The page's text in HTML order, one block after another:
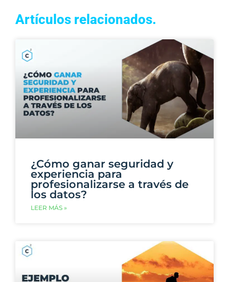
Artículos relacionados.
¿Cómo ganar seguridad y
experiencia para
profesionalizarse a través de
los datos?
LEER MÁS »